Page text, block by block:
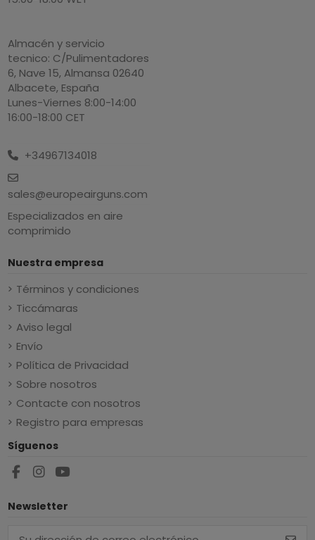
Almacén y servicio
tecnico: C/Pulimentadores
6, Nave 15, Almansa 02640
Albacete, España
Lunes-Viernes 8:00-14:00
16:00-18:00 CET
+34967134018
sales@europeairguns.com
Especializados en aire
comprimido
Nuestra empresa
Términos y condiciones
Ticcámaras
Aviso legal
Envío
Política de Privacidad
Sobre nosotros
Contacte con nosotros
Registro para empresas
Síguenos
Newsletter